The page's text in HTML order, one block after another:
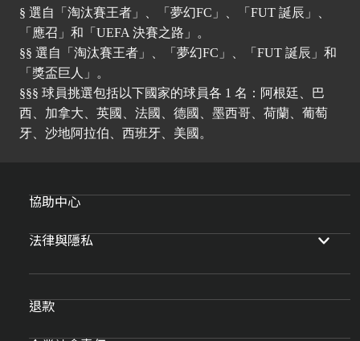
§ 選自「淘汰賽王者」、「夢幻FC」、「FUT 誕辰」、
「應召」和「UEFA 決賽之路」。
§§ 選自「淘汰賽王者」、「夢幻FC」、「FUT 誕辰」和
「獎盃巨人」。
§§§ 球員挑選包括以下國家的球員各 1 名：阿根廷、巴
西、加拿大、英國、法國、德國、墨西哥、荷蘭、葡萄
牙、沙地阿拉伯、西班牙、美國。
協助中心
法律與隱私
退款